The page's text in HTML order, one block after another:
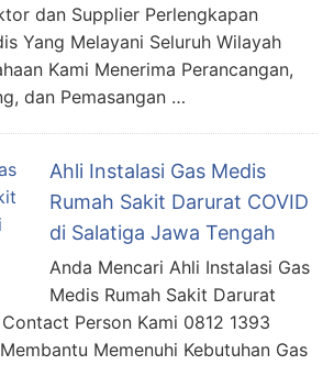
dan Supplier Perlengkapan
Yang Melayani Seluruh Wilayah
Kami Menerima Perancangan,
dan Pemasangan …
Ahli Instalasi Gas Medis
Rumah Sakit Darurat COVID
di Salatiga Jawa Tengah
Anda Mencari Ahli Instalasi Gas
Medis Rumah Sakit Darurat
Person Kami 0812 1393
Memenuhi Kebutuhan Gas